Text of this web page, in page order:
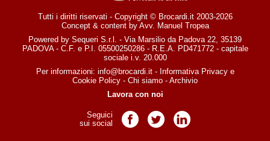
Tutti i diritti riservati - Copyright © Brocardi.it 2003-2026
Concept & content by Avv. Manuel Tropea
Powered by Sequeri S.r.l. - Via Marsilio da Padova 22, 35139
PADOVA - C.F. e P.I. 05500250286 - R.E.A. PD471772 - capitale
sociale i.v. 20.000
Per informazioni: info@brocardi.it- Informativa Privacye
Cookie Policy - Chi siamo - Archivio
Lavora con noi
Seguici
sui social
Pagina Facebook
Pagina TwitterPagina LinkedIn